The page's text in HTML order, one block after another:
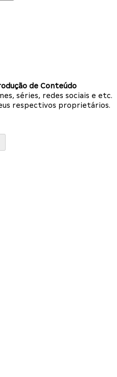
de Conteúdo
séries, redes sociais e etc.
respectivos proprietários.